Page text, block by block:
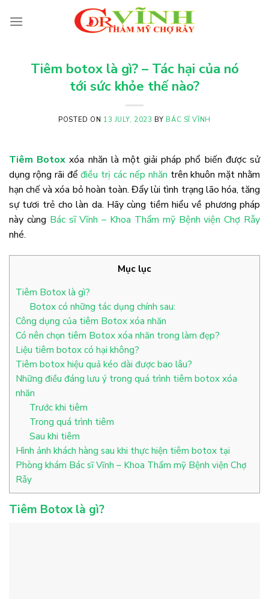
Tiêm botox là gì? – Tác hại của nó
tới sức khỏe thế nào?
POSTED ON 13 JULY, 2023 BY BÁC SĨ VĨNH
Tiêm Botox xóa nhăn là một giải pháp phổ biến được sử
dụng rộng rãi đểđiều trị các nếp nhăn trên khuôn mặt nhằm
hạn chế và xóa bỏ hoàn toàn. Đẩy lùi tình trạng lão hóa, tăng
sự tươi trẻ cho làn da. Hãy cùng tiềm hiểu về phương pháp
này cùng Bác sĩ Vĩnh – Khoa Thẩm mỹ Bệnh viện Chợ Rẫy
nhé.
Mục lục
Tiêm Botox là gì?
Botox có những tác dụng chính sau:
Công dụng của tiêm Botox xóa nhăn
Có nên chọn tiêm Botox xóa nhăn trong làm đẹp?
Liệu tiêm botox có hại không?
Tiêm botox hiệu quả kéo dài được bao lâu?
Những điều đáng lưu ý trong quá trình tiêm botox xóa
nhăn
Trước khi tiêm
Trong quá trình tiêm
Sau khi tiêm
Hình ảnh khách hàng sau khi thực hiện tiêm botox tại
Phòng khám Bác sĩ Vĩnh – Khoa Thẩm mỹ Bệnh viện Chợ
Rẫy
Tiêm Botox là gì?